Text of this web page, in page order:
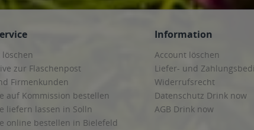
zur Flaschenpost
Firmenkunden
auf Kommission bestellen
liefern lassen in Solln
online bestellen in Bielefeld
Information
Account löschen
Liefer- und
Widerrufsrecht
Datenschutz Drink now
AGB Drink now